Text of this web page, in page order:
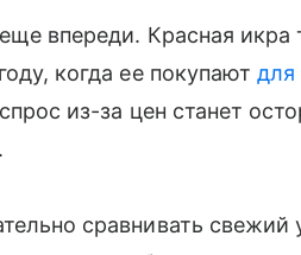
впереди. Красная икра
когда ее покупаютдля
из-за цен станет
сравнивать свежий